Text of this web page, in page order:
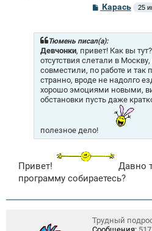
С
о
б
щ
е
н
и
е
Карась 25
Тюмень писал(а):
Девчонки, привет! Как вы
отсутствия слетали в
совместили, по работе и так
странно, вроде не надолго
хорошо эмоциями новыми,
обстановки пусть даже
полезное дело!
Привет!
Давно
программу собираетесь?
Трудный